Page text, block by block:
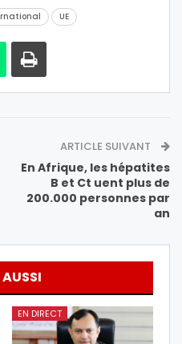
UE
ARTICLE SUIVANT
En Afrique, les hépatites
B et Ct uent plus de
200.000 personnes par
an
EN DIRECT